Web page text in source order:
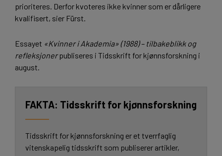
prioriteres. Derfor kvoteres ikke kvinner som er dårligere
kvalifisert, sier Fürst.
Essayet «Kvinner i Akademia» (1988) – tilbakeblikk og
refleksjonerpubliseres i Tidsskrift for kjønnsforskning i
august.
Tidsskrift for kjønnsforskning
Tidsskrift for kjønnsforskning er et tverrfaglig
vitenskapelig tidsskrift som publiserer artikler,